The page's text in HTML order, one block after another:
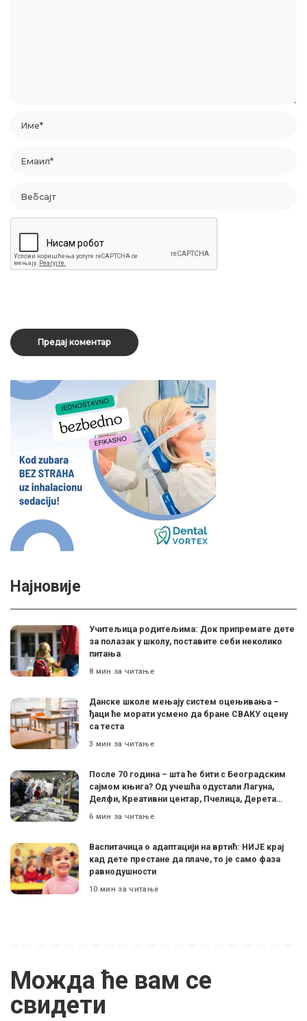
Најновије
Учитељица родитељима: Док припремате дете
за полазак у школу, поставите себи неколико
питања
8 мин за читање
Данске школе мењају систем оцењивања –
ђаци ће морати усмено да бране СВАКУ оцену
са теста
3 мин за читање
После 70 година – шта ће бити с Београдским
сајмом књига? Од учешћа одустали Лагуна,
Делфи, Креативни центар, Пчелица, Дерета…
6 мин за читање
Васпитачица о адаптацији на вртић: НИЈЕ крај
кад дете престане да плаче, то је само фаза
равнодушности
10 мин за читање
Можда ће вам се
свидети